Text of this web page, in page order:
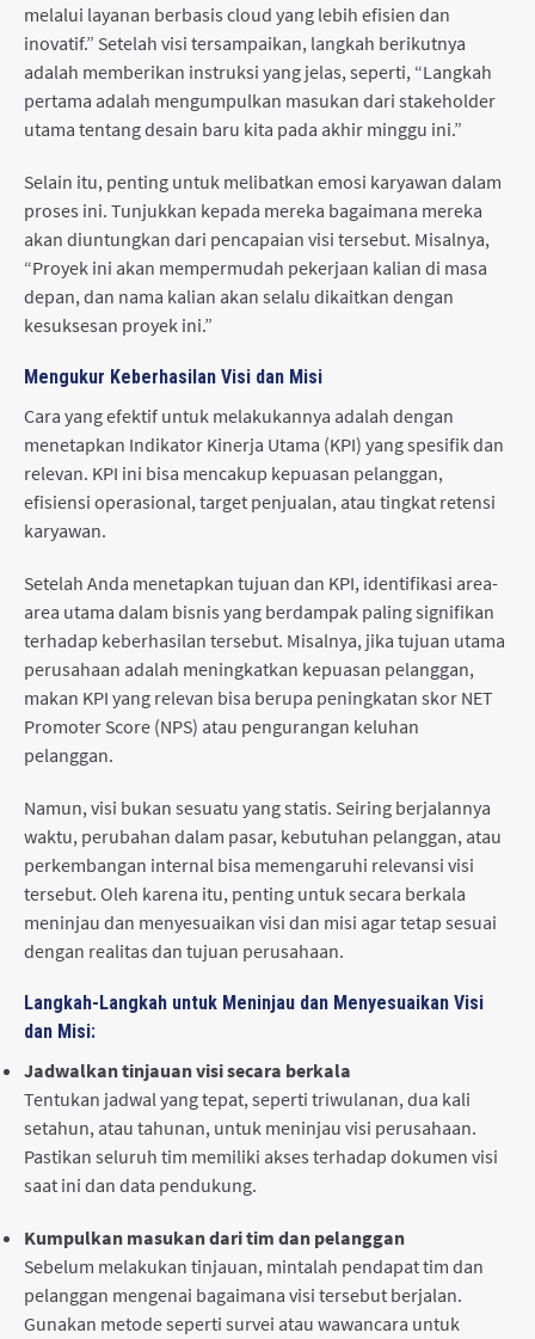
melalui layanan berbasis cloud yang lebih efisien dan
inovatif.” Setelah visi tersampaikan, langkah berikutnya
adalah memberikan instruksi yang jelas, seperti, “Langkah
pertama adalah mengumpulkan masukan dari stakeholder
utama tentang desain baru kita pada akhir minggu ini.”
Selain itu, penting untuk melibatkan emosi karyawan dalam
proses ini. Tunjukkan kepada mereka bagaimana mereka
akan diuntungkan dari pencapaian visi tersebut. Misalnya,
“Proyek ini akan mempermudah pekerjaan kalian di masa
depan, dan nama kalian akan selalu dikaitkan dengan
kesuksesan proyek ini.”
Mengukur Keberhasilan Visi dan Misi
Cara yang efektif untuk melakukannya adalah dengan
menetapkan Indikator Kinerja Utama (KPI) yang spesifik dan
relevan. KPI ini bisa mencakup kepuasan pelanggan,
efisiensi operasional, target penjualan, atau tingkat retensi
karyawan.
Setelah Anda menetapkan tujuan dan KPI, identifikasi area-
area utama dalam bisnis yang berdampak paling signifikan
terhadap keberhasilan tersebut. Misalnya, jika tujuan utama
perusahaan adalah meningkatkan kepuasan pelanggan,
makan KPI yang relevan bisa berupa peningkatan skor NET
Promoter Score (NPS) atau pengurangan keluhan
pelanggan.
Namun, visi bukan sesuatu yang statis. Seiring berjalannya
waktu, perubahan dalam pasar, kebutuhan pelanggan, atau
perkembangan internal bisa memengaruhi relevansi visi
tersebut. Oleh karena itu, penting untuk secara berkala
meninjau dan menyesuaikan visi dan misi agar tetap sesuai
dengan realitas dan tujuan perusahaan.
Langkah-Langkah untuk Meninjau dan Menyesuaikan Visi
dan Misi:
Jadwalkan tinjauan visi secara berkala
Tentukan jadwal yang tepat, seperti triwulanan, dua kali
setahun, atau tahunan, untuk meninjau visi perusahaan.
Pastikan seluruh tim memiliki akses terhadap dokumen visi
saat ini dan data pendukung.
Kumpulkan masukan dari tim dan pelanggan
Sebelum melakukan tinjauan, mintalah pendapat tim dan
pelanggan mengenai bagaimana visi tersebut berjalan.
Gunakan metode seperti survei atau wawancara untuk